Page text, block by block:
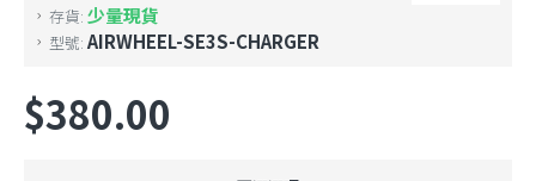
存貨: 少量現貨
型號: AIRWHEEL-SE3S-CHARGER
$380.00